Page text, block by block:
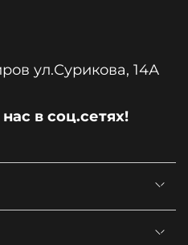
Центр» г. Киров ул.Сурикова, 14А
в соц.сетях!